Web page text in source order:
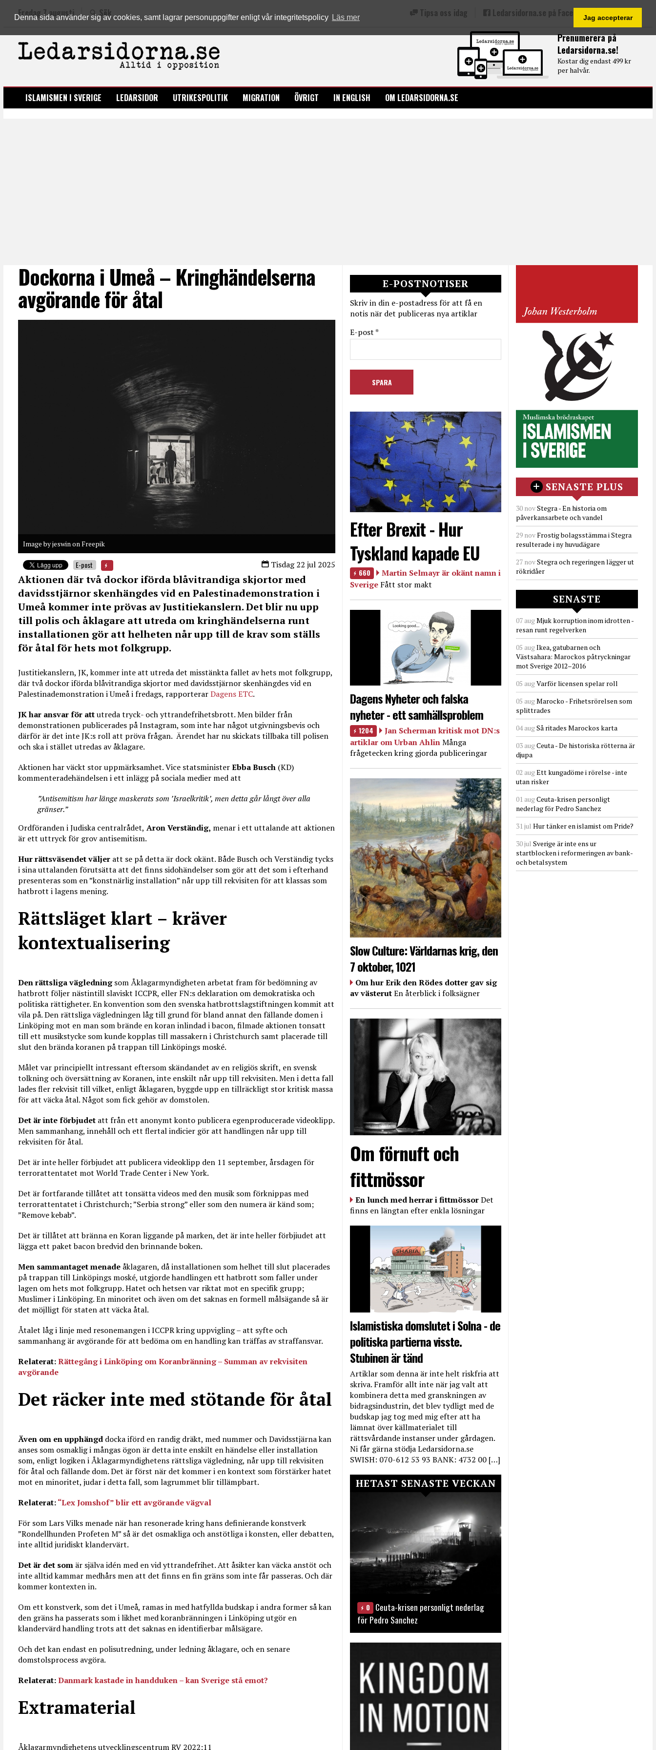
Denna sida använder sig av cookies, samt lagrar personuppgifter enligt vår integritetspolicy Läs mer Jag accepterar
Prenumerera på
Ledarsidorna.se!
Kostar dig endast 499 kr
per halvår.
Fredag 7 augusti Sök Tipsa oss idag Ledarsidorna.se på Facebook
LEDARSIDORNA.SE
ISLAMISMEN I SVERIGE LEDARSIDOR UTRIKESPOLITIK MIGRATION ÖVRIGT IN ENGLISH OM LEDARSIDORNA.SE
Dockorna i Umeå – Kringhändelserna
avgörande för åtal
Image by jeswin on Freepik
Tisdag 22 jul 2025
E-post
Aktionen där två dockor iförda blåvitrandiga skjortor med
davidsstjärnor skenhängdes vid en Palestinademonstration i
Umeå kommer inte prövas av Justitiekanslern. Det blir nu upp
till polis och åklagare att utreda om kringhändelserna runt
installationen gör att helheten når upp till de krav som ställs
för åtal för hets mot folkgrupp.
Justitiekanslern, JK, kommer inte att utreda det misstänkta fallet av hets mot folkgrupp,
där två dockor iförda blåvitrandiga skjortor med davidsstjärnor skenhängdes vid en
Palestinademonstration i Umeå i fredags, rapporterarDagens ETC.
JK har ansvar för attutreda tryck- och yttrandefrihetsbrott. Men bilder från
demonstrationen publicerades på Instagram, som inte har något utgivningsbevis och
därför är det inte JK:s roll att pröva frågan. Ärendet har nu skickats tillbaka till polisen
och ska i stället utredas av åklagare.
Aktionen har väckt stor uppmärksamhet. Vice statsministerEbba Busch (KD)
kommenteradehändelsen i ett inlägg på sociala medier med att
”Antisemitism har länge maskerats som ’Israelkritik’, men detta går långt över alla
gränser.”
Ordföranden i Judiska centralrådet, Aron Verständig, menar i ett uttalande att aktionen
är ett uttryck för grov antisemitism.
Hur rättsväsendet väljer att se på detta är dock okänt. Både Busch och Verständig tycks
i sina uttalanden förutsätta att det finns sidohändelser som gör att det som i efterhand
presenteras som en ”konstnärlig installation” når upp till rekvisiten för att klassas som
hatbrott i lagens mening.
Rättsläget klart – kräver
kontextualisering
Den rättsliga vägledningsom Åklagarmyndigheten arbetat fram för bedömning av
hatbrott följer nästintill slaviskt ICCPR, eller FN:s deklaration om demokratiska och
politiska rättigheter. En konvention som den svenska hatbrottslagstiftningen kommit att
vila på. Den rättsliga vägledningen låg till grund för bland annat den fällande domen i
Linköping mot en man som brände en koran inlindad i bacon, filmade aktionen tonsatt
till ett musikstycke som kunde kopplas till massakern i Christchurch samt placerade till
slut den brända koranen på trappan till Linköpings moské.
Målet var principiellt intressant eftersom skändandet av en religiös skrift, en svensk
tolkning och översättning av Koranen, inte enskilt når upp till rekvisiten. Men i detta fall
lades fler rekvisit till vilket, enligt åklagaren, byggde upp en tillräckligt stor kritisk massa
för att väcka åtal. Något som fick gehör av domstolen.
Det är inte förbjudet att från ett anonymt konto publicera egenproducerade videoklipp.
Men sammanhang, innehåll och ett flertal indicier gör att handlingen når upp till
rekvisiten för åtal.
Det är inte heller förbjudet att publicera videoklipp den 11 september, årsdagen för
terrorattentatet mot World Trade Center i New York.
Det är fortfarande tillåtet att tonsätta videos med den musik som förknippas med
terrorattentatet i Christchurch; ”Serbia strong” eller som den numera är känd som;
”Remove kebab”.
Det är tillåtet att bränna en Koran liggande på marken, det är inte heller förbjiudet att
lägga ett paket bacon bredvid den brinnande boken.
Men sammantaget menade åklagaren, då installationen som helhet till slut placerades
på trappan till Linköpings moské, utgjorde handlingen ett hatbrott som faller under
lagen om hets mot folkgrupp. Hatet och hetsen var riktat mot en specifik grupp;
Muslimer i Linköping. En minoritet och även om det saknas en formell målsägande så är
det möjlligt för staten att väcka åtal.
Åtalet låg i linje med resonemangen i ICCPR kring uppvigling – att syfte och
sammanhang är avgörande för att bedöma om en handling kan träffas av straffansvar.
Relaterat:Rättegång i Linköping om Koranbränning – Summan av rekvisiten
avgörande
Det räcker inte med stötande för åtal
Även om en upphängd docka iförd en randig dräkt, med nummer och Davidsstjärna kan
anses som osmaklig i mångas ögon är detta inte enskilt en händelse eller installation
som, enligt logiken i Åklagarmyndighetens rättsliga vägledning, når upp till rekvisiten
för åtal och fällande dom. Det är först när det kommer i en kontext som förstärker hatet
mot en minoritet, judar i detta fall, som lagrummet blir tillämpbart.
Relaterat:“Lex Jomshof” blir ett avgörande vägval
För som Lars Vilks menade när han resonerade kring hans definierande konstverk
”Rondellhunden Profeten M” så är det osmakliga och anstötliga i konsten, eller debatten,
inte alltid juridiskt klandervärt.
Det är det som är själva idén med en vid yttrandefrihet. Att åsikter kan väcka anstöt och
inte alltid kammar medhårs men att det finns en fin gräns som inte får passeras. Och där
kommer kontexten in.
Om ett konstverk, som det i Umeå, ramas in med hatfyllda budskap i andra former så kan
den gräns ha passerats som i likhet med koranbränningen i Linköping utgör en
klandervärd handling trots att det saknas en identifierbar målsägare.
Och det kan endast en polisutredning, under ledning åklagare, och en senare
domstolsprocess avgöra.
Relaterat:Danmark kastade in handduken – kan Sverige stå emot?
Extramaterial
Åklagarmyndighetens utvecklingscentrum RV 2022:11
E-POSTNOTISER
Skriv in din e-postadress för att få en
notis när det publiceras nya artiklar
E-post *
Efter Brexit - Hur
Tyskland kapade EU
660
Martin Selmayr är okänt namn i
Sverige Fått stor makt
Dagens Nyheter och falska
nyheter - ett samhällsproblem
1204
Jan Scherman kritisk mot DN:s
artiklar om Urban AhlinMånga
frågetecken kring gjorda publiceringar
Slow Culture: Världarnas krig, den
7 oktober, 1021
Om hur Erik den Rödes dotter gav sig
av västerutEn återblick i folksägner
Om förnuft och
fittmössor
En lunch med herrar i fittmössorDet
finns en längtan efter enkla lösningar
Islamistiska domslutet i Solna - de
politiska partierna visste.
Stubinen är tänd
Artiklar som denna är inte helt riskfria att
skriva. Framför allt inte när jag valt att
kombinera detta med granskningen av
bidragsindustrin, det blev tydligt med de
budskap jag tog med mig efter att ha
lämnat över källmaterialet till
rättsvårdande instanser under gårdagen.
Ni får gärna stödja Ledarsidorna.se
SWISH: 070-612 53 93 BANK: 4732 00 […]
HETAST SENASTE VECKAN
0
Ceuta-krisen personligt nederlag
för Pedro Sanchez
SENASTE PLUS
30 novStegra - En historia om
påverkansarbete och vandel
29 novFrostig bolagsstämma i Stegra
resulterade i ny huvudägare
27 novStegra och regeringen lägger ut
rökridåer
SENASTE
07 augMjuk korruption inom idrotten -
resan runt regelverken
05 augIkea, gatubarnen och
Västsahara: Marockos påtryckningar
mot Sverige 2012–2016
05 augVarför licensen spelar roll
05 augMarocko - Frihetsrörelsen som
splittrades
04 augSå ritades Marockos karta
03 augCeuta - De historiska rötterna är
djupa
02 augEtt kungadöme i rörelse - inte
utan risker
01 augCeuta-krisen personligt
nederlag för Pedro Sanchez
31 jul Hur tänker en islamist om Pride?
30 jul Sverige är inte ens ur
startblocken i reformeringen av bank-
och betalsystem